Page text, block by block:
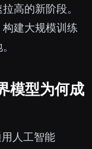
高的新阶段。
建大规模训练
模型为何成
人工智能